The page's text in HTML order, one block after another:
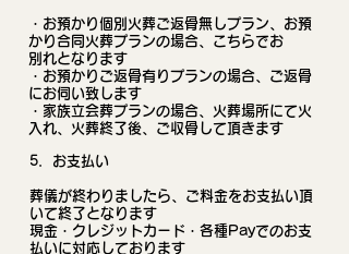
・お預かり個別火葬ご返骨無しプラン、お預
かり合同火葬プランの場合、こちらでお
別れとなります
・お預かりご返骨有りプランの場合、ご返骨
にお伺い致します
・家族立会葬プランの場合、火葬場所にて火
入れ、火葬終了後、ご収骨して頂きます
​5．お支払い
葬儀が終わりましたら、ご料金をお支払い頂
いて終了となります
​現金・クレジットカード・各種Payでのお支
払いに対応しております